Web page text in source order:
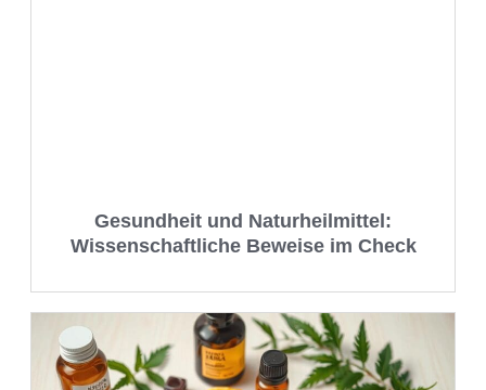
Gesundheit und Naturheilmittel:
Wissenschaftliche Beweise im Check